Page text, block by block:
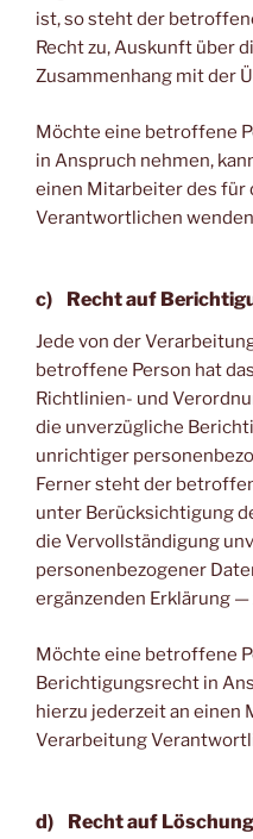
ist, so steht der
Recht zu, Auskunft über
Zusammenhang mit der
Möchte eine betroffene
in Anspruch nehmen,
einen Mitarbeiter des für
Verantwortlichen
c) Recht auf
Jede von der
betroffene Person hat
Richtlinien- und
die unverzügliche
unrichtiger
Ferner steht der
unter Berücksichtigung
die Vervollständigung
personenbezogener
ergänzenden Erklärung —
Möchte eine betroffene
Berichtigungsrecht in
hierzu jederzeit an einen
Verarbeitung
d) Recht auf